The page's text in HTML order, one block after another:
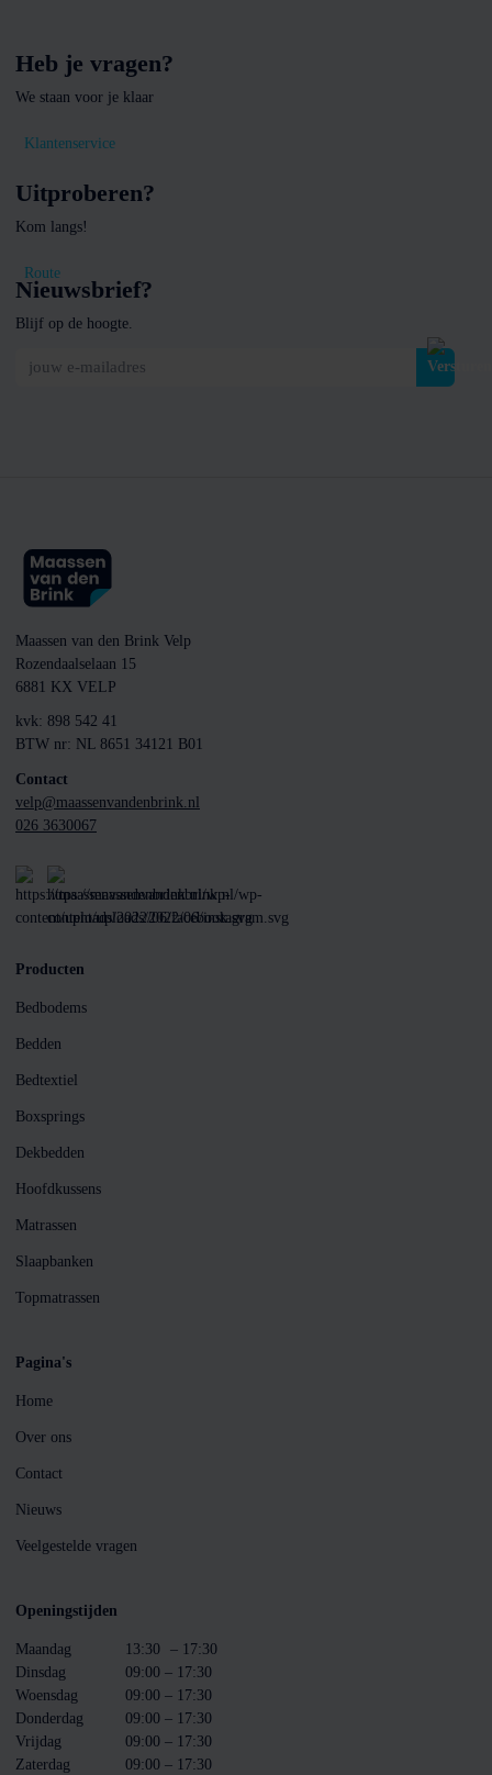
Heb je vragen?
We staan voor je klaar
Klantenservice
Uitproberen?
Kom langs!
Route
Nieuwsbrief?
Blijf op de hoogte.
jouw e-mailadres
Maassen van den Brink Velp
Rozendaalselaan 15
6881 KX VELP
kvk: 898 542 41
BTW nr: NL 8651 34121 B01
Contact
velp@maassenvandenbrink.nl
026 3630067
Producten
Bedbodems
Bedden
Bedtextiel
Boxsprings
Dekbedden
Hoofdkussens
Matrassen
Slaapbanken
Topmatrassen
Pagina's
Home
Over ons
Contact
Nieuws
Veelgestelde vragen
Openingstijden
Maandag 13:30 – 17:30
Dinsdag
09:00 – 17:30
Woensdag
09:00 – 17:30
Donderdag
09:00 – 17:30
Vrijdag
09:00 – 17:30
Zaterdag
09:00 – 17:30